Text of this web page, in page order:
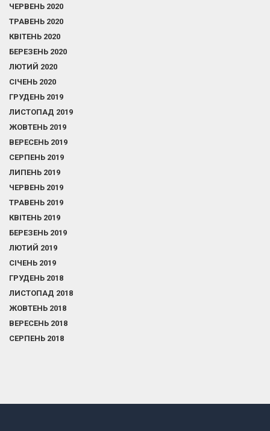
ЧЕРВЕНЬ 2020
ТРАВЕНЬ 2020
КВІТЕНЬ 2020
БЕРЕЗЕНЬ 2020
ЛЮТИЙ 2020
СІЧЕНЬ 2020
ГРУДЕНЬ 2019
ЛИСТОПАД 2019
ЖОВТЕНЬ 2019
ВЕРЕСЕНЬ 2019
СЕРПЕНЬ 2019
ЛИПЕНЬ 2019
ЧЕРВЕНЬ 2019
ТРАВЕНЬ 2019
КВІТЕНЬ 2019
БЕРЕЗЕНЬ 2019
ЛЮТИЙ 2019
СІЧЕНЬ 2019
ГРУДЕНЬ 2018
ЛИСТОПАД 2018
ЖОВТЕНЬ 2018
ВЕРЕСЕНЬ 2018
СЕРПЕНЬ 2018